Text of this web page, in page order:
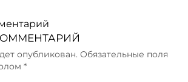
опубликован. Обязательные поля
*